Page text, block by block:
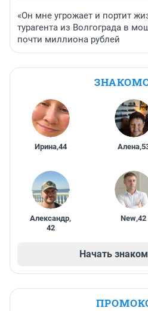
«Он мне угрожает и портит
турагента из Волгограда в
почти миллиона рублей
Ирина,44 Алена,
Александр,
42
New,42
Начать